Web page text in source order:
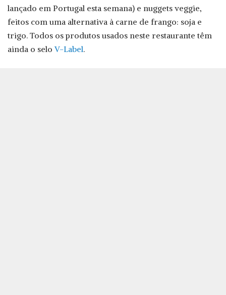
lançado em Portugal esta semana) e nuggets veggie,
feitos com uma alternativa à carne de frango: soja e
trigo. Todos os produtos usados neste restaurante têm
ainda o seloV-Label.